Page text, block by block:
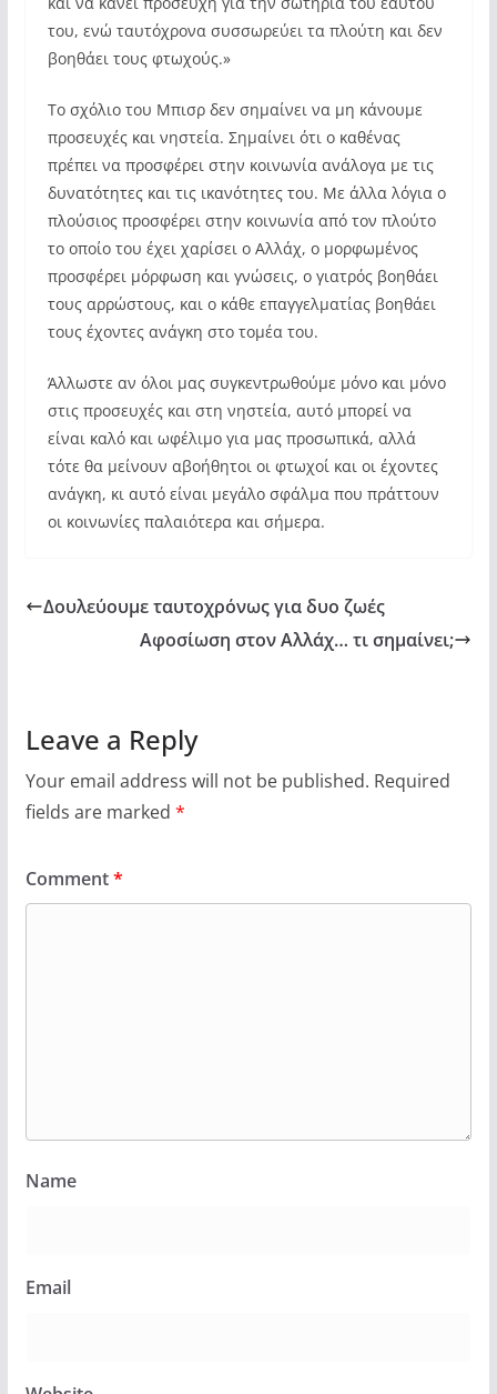
του, ενώ ταυτόχρονα συσσωρεύει τα πλούτη και δεν
βοηθάει τους φτωχούς.»
Το σχόλιο του Μπισρ δεν σημαίνει να μη κάνουμε
προσευχές και νηστεία. Σημαίνει ότι ο καθένας
πρέπει να προσφέρει στην κοινωνία ανάλογα με τις
δυνατότητες και τις ικανότητες του. Με άλλα λόγια ο
πλούσιος προσφέρει στην κοινωνία από τον πλούτο
το οποίο του έχει χαρίσει ο Αλλάχ, ο μορφωμένος
προσφέρει μόρφωση και γνώσεις, ο γιατρός βοηθάει
τους αρρώστους, και ο κάθε επαγγελματίας βοηθάει
τους έχοντες ανάγκη στο τομέα του.
Άλλωστε αν όλοι μας συγκεντρωθούμε μόνο και μόνο
στις προσευχές και στη νηστεία, αυτό μπορεί να
είναι καλό και ωφέλιμο για μας προσωπικά, αλλά
τότε θα μείνουν αβοήθητοι οι φτωχοί και οι έχοντες
ανάγκη, κι αυτό είναι μεγάλο σφάλμα που πράττουν
οι κοινωνίες παλαιότερα και σήμερα.
Δουλεύουμε ταυτοχρόνως για δυο ζωές
Αφοσίωση στον Αλλάχ… τι σημαίνει;
Leave a Reply
Your email address will not be published. Required
fields are marked *
Comment*
Name
Email